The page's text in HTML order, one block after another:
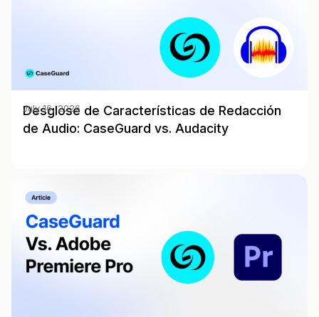
Desglose de Características de Redacción
de Audio: CaseGuard vs. Audacity
July 16, 2026